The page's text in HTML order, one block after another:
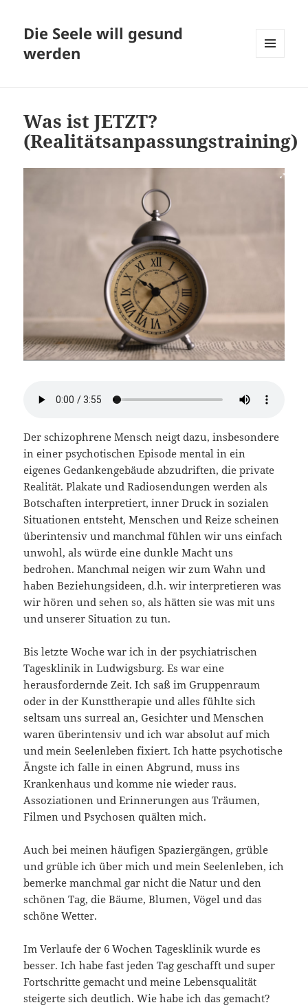
Die Seele will gesund
werden
Was ist JETZT?
(Realitätsanpassungstraining)
Der schizophrene Mensch neigt dazu, insbesondere
in einer psychotischen Episode mental in ein
eigenes Gedankengebäude abzudriften, die private
Realität. Plakate und Radiosendungen werden als
Botschaften interpretiert, inner Druck in sozialen
Situationen entsteht, Menschen und Reize scheinen
überintensiv und manchmal fühlen wir uns einfach
unwohl, als würde eine dunkle Macht uns
bedrohen. Manchmal neigen wir zum Wahn und
haben Beziehungsideen, d.h. wir interpretieren was
wir hören und sehen so, als hätten sie was mit uns
und unserer Situation zu tun.
Bis letzte Woche war ich in der psychiatrischen
Tagesklinik in Ludwigsburg. Es war eine
herausfordernde Zeit. Ich saß im Gruppenraum
oder in der Kunsttherapie und alles fühlte sich
seltsam uns surreal an, Gesichter und Menschen
waren überintensiv und ich war absolut auf mich
und mein Seelenleben fixiert. Ich hatte psychotische
Ängste ich falle in einen Abgrund, muss ins
Krankenhaus und komme nie wieder raus.
Assoziationen und Erinnerungen aus Träumen,
Filmen und Psychosen quälten mich.
Auch bei meinen häufigen Spaziergängen, grüble
und grüble ich über mich und mein Seelenleben, ich
bemerke manchmal gar nicht die Natur und den
schönen Tag, die Bäume, Blumen, Vögel und das
schöne Wetter.
Im Verlaufe der 6 Wochen Tagesklinik wurde es
besser. Ich habe fast jeden Tag geschafft und super
Fortschritte gemacht und meine Lebensqualität
steigerte sich deutlich. Wie habe ich das gemacht?